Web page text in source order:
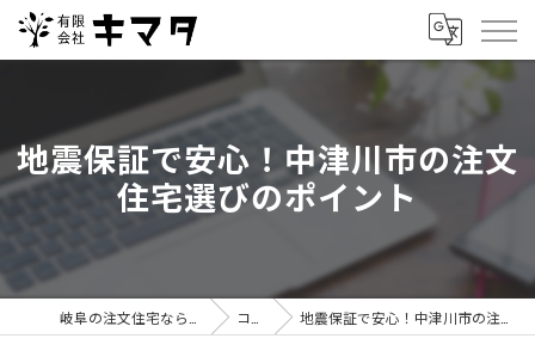
地震保証で安心！中津川市の注文
住宅選びのポイント
コラム 地震保証で安心！中津川市の注文住宅選びのポイント